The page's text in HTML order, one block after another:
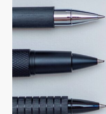
VERANSTALTUNGEN